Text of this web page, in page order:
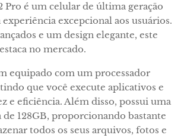
Pro é um celular de última geração
excepcional aos usuários.
e um design elegante, este
no mercado.
equipado com um processador
que você execute aplicativos e
e eficiência. Além disso, possui uma
128GB, proporcionando bastante
todos os seus arquivos, fotos e